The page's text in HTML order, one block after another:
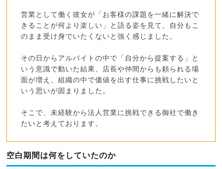
営業として働く彼女が「お客様の課題を一緒に解決で
きることが何より楽しい」と語る姿を見て、自分もこ
のまま受け身でいたくないと強く感じました。
その日からアルバイトの中で「自分から提案する」と
いう意識で動いた結果、店長や仲間からも頼られる場
面が増え、組織の中で価値を出す仕事に挑戦したいと
いう思いが固まりました。
そこで、未経験から法人営業に挑戦できる御社で働き
たいと考えております。
空白期間は何をしていたのか